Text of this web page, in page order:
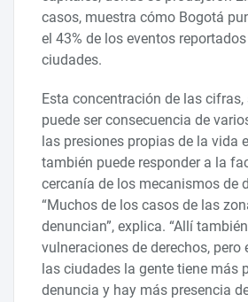
casos, muestra cómo Bogotá
el 43% de los eventos
ciudades.
Esta concentración de las cifras,
puede ser consecuencia de
las presiones propias de la vida
también puede responder a la
cercanía de los mecanismos de
“Muchos de los casos de las
denuncian”, explica. “Allí
vulneraciones de derechos, pero
las ciudades la gente tiene más
denuncia y hay más presencia